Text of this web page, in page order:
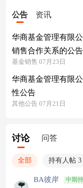
公告 资讯
华商基金管理有限
销售合作关系的公告
基金销售 07月23日
华商基金管理有限
性公告
其他公告 07月21日
讨论 问答
全部 持有人帖 3
BA彼岸 中期